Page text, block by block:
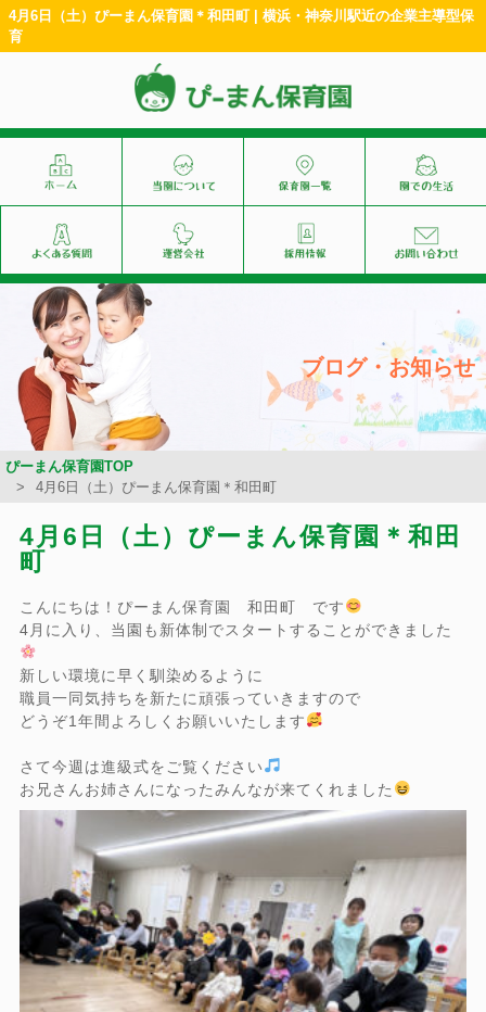
4月6日（土）ぴーまん保育園＊和田町 | 横浜・神奈川駅近の企業主導型保
育
ブログ・お知らせ
ぴーまん保育園TOP
4月6日（土）ぴーまん保育園＊和田町
4月6日（土）ぴーまん保育園＊和田
町
こんにちは！ぴーまん保育園 和田町 です
4月に入り、当園も新体制でスタートすることができました
新しい環境に早く馴染めるように
職員一同気持ちを新たに頑張っていきますので
どうぞ1年間よろしくお願いいたします
さて今週は進級式をご覧ください
お兄さんお姉さんになったみんなが来てくれました